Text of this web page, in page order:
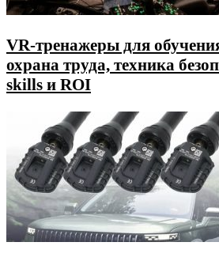
VR-тренажеры для
охрана труда, техника
skills и ROI